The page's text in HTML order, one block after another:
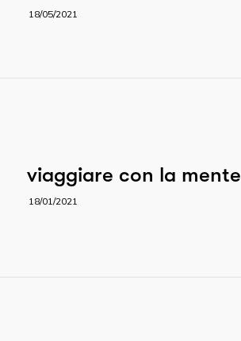
18/05/2021
viaggiare con la mente
18/01/2021